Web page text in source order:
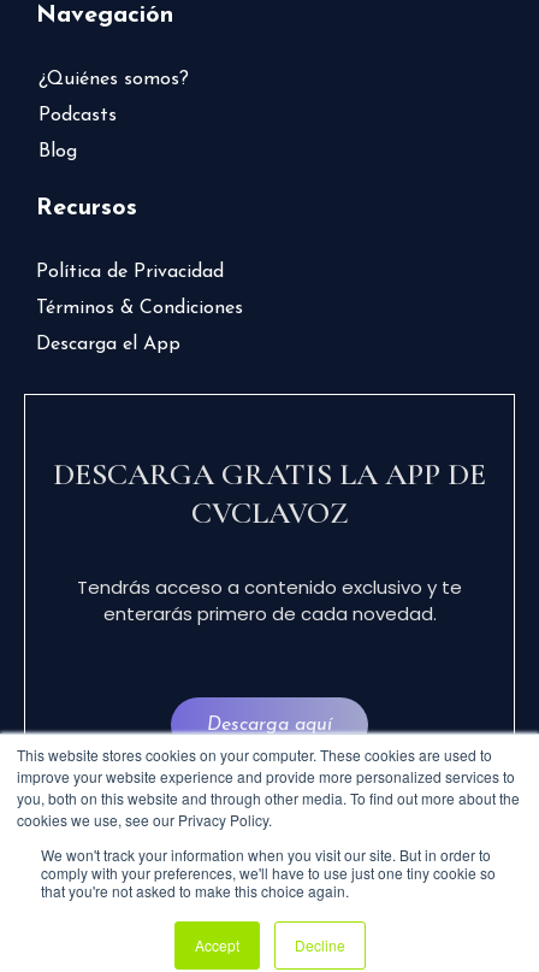
This website stores cookies on your computer. These cookies are used to
improve your website experience and provide more personalized services to
you, both on this website and through other media. To find out more about the
cookies we use, see our Privacy Policy.
We won't track your information when you visit our site. But in order to
comply with your preferences, we'll have to use just one tiny cookie so
that you're not asked to make this choice again.
Accept Decline
Navegación
¿Quiénes somos?
Podcasts
Blog
Recursos
Política de Privacidad
Términos & Condiciones
Descarga el App
DESCARGA GRATIS LA APP DE
CVCLAVOZ
Tendrás acceso a contenido exclusivo y te
enterarás primero de cada novedad.
Descarga aquí
© 2024 CVCLAVOZ . TODOS LOS DERECHOS
RESERVADOS.